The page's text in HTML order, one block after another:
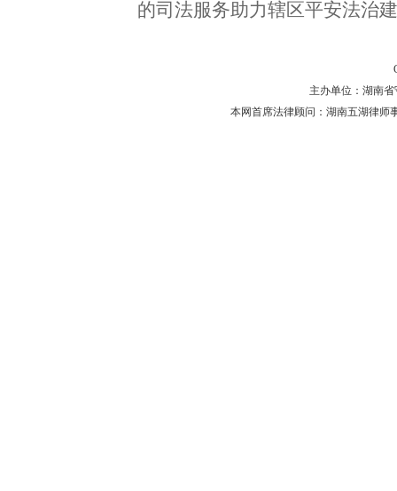
的司法服务助力辖区平安法治
主办单位：湖南省
本网首席法律顾问：湖南五湖律师